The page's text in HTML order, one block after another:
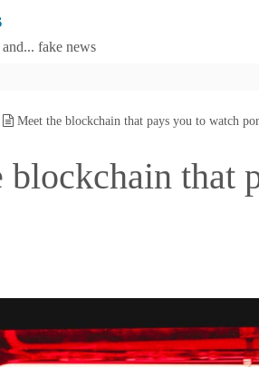
fake news
Meet the blockchain that pays you to watch
blockchain that